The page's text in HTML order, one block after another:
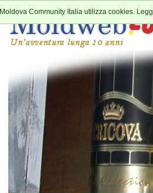
Moldova Community Italia utilizza cookies.